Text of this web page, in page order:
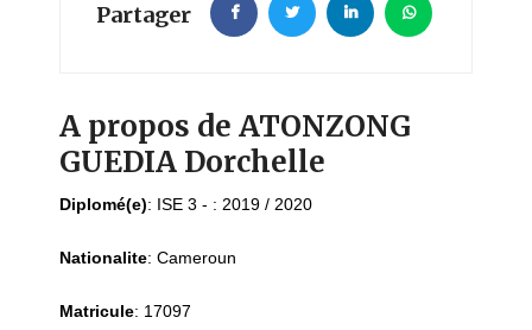
Partager
A propos de ATONZONG
GUEDIA Dorchelle
Diplomé(e): ISE 3 - : 2019 / 2020
Nationalite: Cameroun
Matricule: 17097